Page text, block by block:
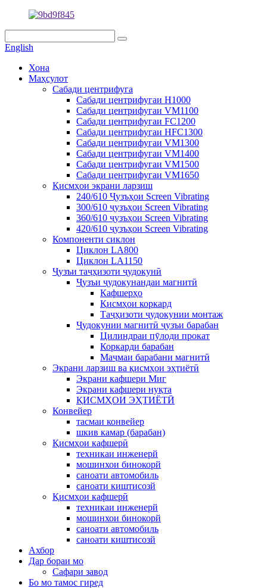
English
Хона
Маҳсулот
Сабади центрифуга
Сабади центрифугаи H1000
Сабади центрифугаи VM1100
Сабади центрифугаи FC1200
Сабади центрифугаи HFC1300
Сабади центрифугаи VM1300
Сабади центрифугаи VM1400
Сабади центрифугаи VM1500
Сабади центрифугаи VM1650
Қисмҳои экрани ларзиш
240/610 Ҷузъҳои Screen Vibrating
300/610 ҷузъҳои Screen Vibrating
360/610 ҷузъҳои Screen Vibrating
420/610 ҷузъҳои Screen Vibrating
Компоненти сиклон
Циклон LA800
Циклон LA1150
Ҷузъи таҷҳизоти ҷудокунӣ
Ҷузъи ҷудокунандаи магнитӣ
Кафшерҳо
Қисмҳои коркард
Таҷҳизоти ҷудокунии монтаж
Ҷудокунии магнитӣ ҷузъи барабан
Цилиндраи пӯлоди прокат
Коркарди барабан
Маҷмаи барабани магнитӣ
Экрани ларзиш ва қисмҳои эҳтиётӣ
Экрани кафшери Миг
Экрани кафшери нуқта
ҚИСМҲОИ ЭҲТИЁТӢ
Конвейер
тасмаи конвейер
шкив камар (барабан)
Қисмҳои кафшерӣ
техникаи инженерй
мошинхои бинокорй
саноати автомобиль
саноати киштисозй
Қисмҳои кафшерӣ
техникаи инженерй
мошинхои бинокорй
саноати автомобиль
саноати киштисозй
Ахбор
Дар бораи мо
Сафари завод
Бо мо тамос гиред